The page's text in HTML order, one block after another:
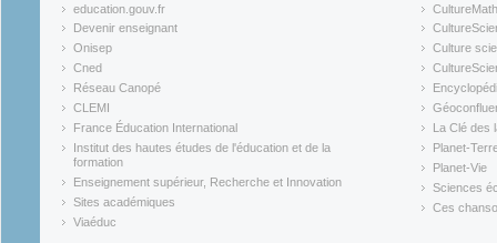
education.gouv.fr
(link is external)
Devenir enseignant
(link is external)
Onisep
(link is external)
Cned
(link is external)
Réseau Canopé
(link is external)
CLEMI
(link is external)
France Éducation International
(link is external)
Institut des hautes études de l'éducation et de la
formation
(link is external)
Enseignement supérieur, Recherche et Innovation
(link is external)
Sites académiques
(link is external)
Viaéduc
CultureMath
(link is
(link is
Culture
(link is
(link is
(link is
La Clé des
(link is
Planet-
(link is
Planet-Vie
(link is
Sciences
(link is
Ces